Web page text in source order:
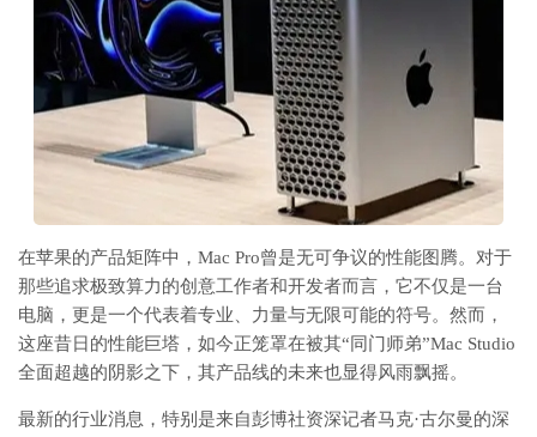
在苹果的产品矩阵中，Mac Pro曾是无可争议的性能图腾。对于
那些追求极致算力的创意工作者和开发者而言，它不仅是一台
电脑，更是一个代表着专业、力量与无限可能的符号。然而，
这座昔日的性能巨塔，如今正笼罩在被其“同门师弟”Mac Studio
全面超越的阴影之下，其产品线的未来也显得风雨飘摇。
最新的行业消息，特别是来自彭博社资深记者马克·古尔曼的深